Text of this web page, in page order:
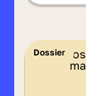
Dossier